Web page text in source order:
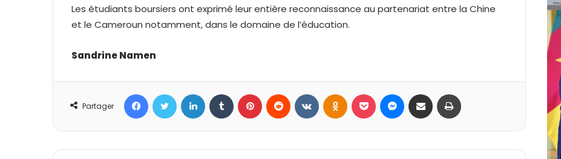
Les étudiants boursiers ont exprimé leur entière reconnaissance au partenariat entre la Chine
et le Cameroun notamment, dans le domaine de l’éducation.
Sandrine Namen
Partager